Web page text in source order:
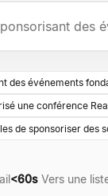
des événements
une conférence
de sponsoriser des
<60s Vers une